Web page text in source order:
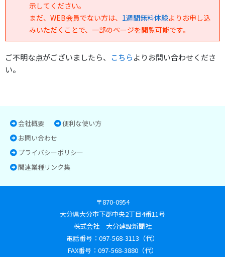
示してください。
まだ、WEB会員でない方は、 1週間無料体験よりお申し込
みいただくことで、一部のページを閲覧可能です。
ご不明な点がございましたら、 こちらよりお問い合わせくださ
い。
会社概要
便利な使い方
お問い合わせ
プライバシーポリシー
関連業種リンク集
〒870-0954
大分県大分市下郡中央2丁目4番11号
株式会社 大分建設新聞社
電話番号：097-568-3113（代）
FAX番号：097-568-3880（代）